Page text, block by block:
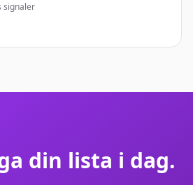
signaler
din lista i dag.